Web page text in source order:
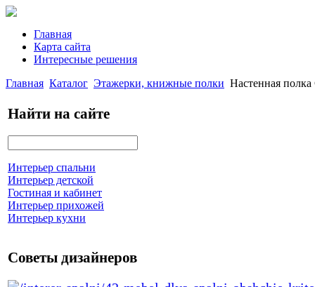
Главная
Карта сайта
Интересные решения
Главная Каталог Этажерки, книжные полки Настенная полка
Найти на сайте
Интерьер спальни
Интерьер детской
Гостиная и кабинет
Интерьер прихожей
Интерьер кухни
Советы дизайнеров